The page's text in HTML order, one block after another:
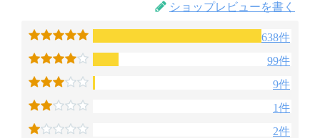
ショップレビューを書く
638件
99件
9件
1件
2件